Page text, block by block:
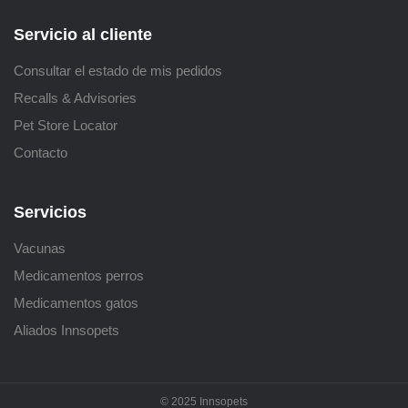
Servicio al cliente
Consultar el estado de mis pedidos
Recalls & Advisories
Pet Store Locator
Contacto
Servicios
Vacunas
Medicamentos perros
Medicamentos gatos
Aliados Innsopets
© 2025 Innsopets